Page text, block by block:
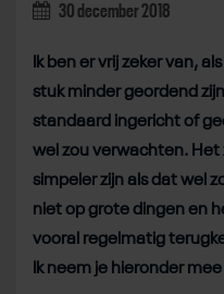
30 december 2018
Ik ben er vrij zeker van,
stuk minder geordend
standaard ingericht of
wel zou verwachten. Het
simpeler zijn als dat wel
niet op grote dingen en
vooral regelmatig
Ik neem je hieronder